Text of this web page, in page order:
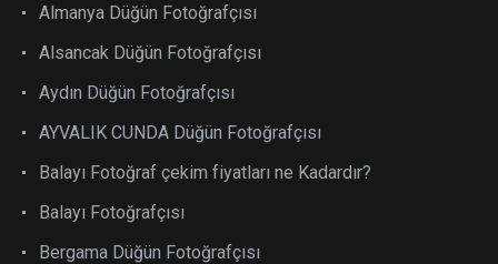
Almanya Düğün Fotoğrafçısı
Alsancak Düğün Fotoğrafçısı
Aydın Düğün Fotoğrafçısı
AYVALIK CUNDA Düğün Fotoğrafçısı
Balayı Fotoğraf çekim fiyatları ne Kadardır?
Balayı Fotoğrafçısı
Bergama Düğün Fotoğrafçısı